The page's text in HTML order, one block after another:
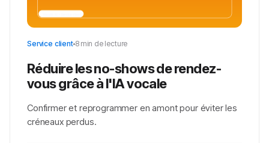
Service client 8 min de lecture
Réduire les no-shows de rendez-
vous grâce à l'IA vocale
Confirmer et reprogrammer en amont pour éviter les
créneaux perdus.